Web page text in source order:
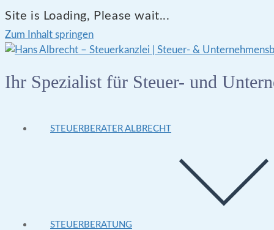
Site is Loading, Please wait...
Zum Inhalt springen
Ihr Spezialist für Steuer- und
STEUERBERATER ALBRECHT
STEUERBERATUNG